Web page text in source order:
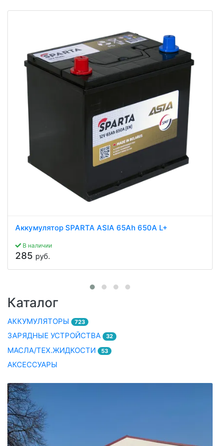
Аккумулятор SPARTA ASIA 65Ah 650A L+
В наличии
285 руб.
Каталог
АККУМУЛЯТОРЫ 723
ЗАРЯДНЫЕ УСТРОЙСТВА 32
МАСЛА/ТЕХ.ЖИДКОСТИ 53
АКСЕССУАРЫ